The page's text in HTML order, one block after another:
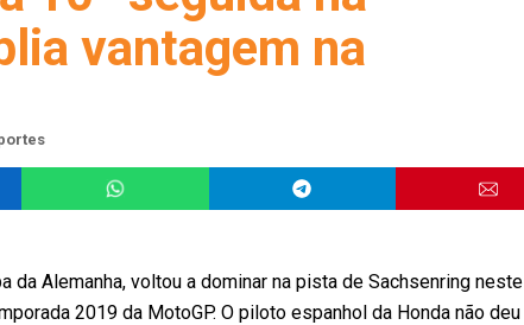
vantagem na
da Alemanha, voltou a dominar na pista de Sachsenring neste
2019 da MotoGP. O piloto espanhol da Honda não deu